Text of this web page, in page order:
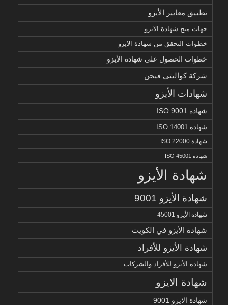
تطبيق معايير الأيزو
جهات منح شهادة الايزو
خطوات التحقق من شهادة الايزو
خطوات الحصول على شهادة الأيزو
شركة كواليتي فيجن
شهادات الأيزو
شهادة ISO 9001
شهادة ISO 14001
شهادة ISO 22000
شهادة ISO 45001
شهادة الأيزو
شهادة الأيزو 9001
شهادة الأيزو 45001
شهادة الأيزو في الكويت
شهادة الأيزو للأفراد
شهادة الأيزو للأفراد والشركات
شهادة الايزو
شهادة الايزو 9001